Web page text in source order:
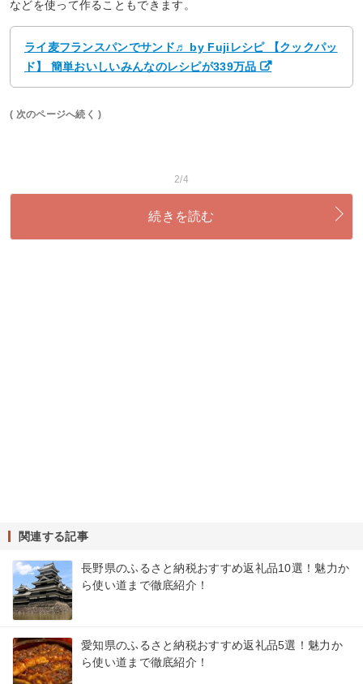
などを使って作ることもできます。
ライ麦フランスパンでサンド♬ by Fujiレシピ 【クックパッ
ド】 簡単おいしいみんなのレシピが339万品
( 次のページへ続く )
2/4
続きを読む
関連する記事
長野県のふるさと納税おすすめ返礼品10選！魅力か
ら使い道まで徹底紹介！
愛知県のふるさと納税おすすめ返礼品5選！魅力か
ら使い道まで徹底紹介！